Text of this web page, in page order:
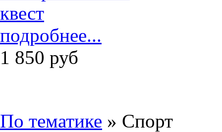
подробнее...
1 850 руб
По тематике » Спорт